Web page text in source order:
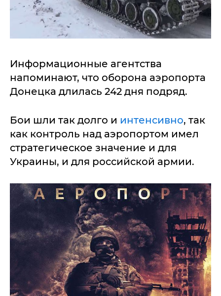
Информационные агентства
напоминают, что оборона аэропорта
Донецка длилась 242 дня подряд.
Бои шли так долго и интенсивно, так
как контроль над аэропортом имел
стратегическое значение и для
Украины, и для российской армии.